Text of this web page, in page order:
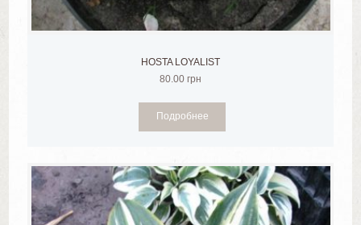
HOSTA LOYALIST
80.00 грн
Подробнее